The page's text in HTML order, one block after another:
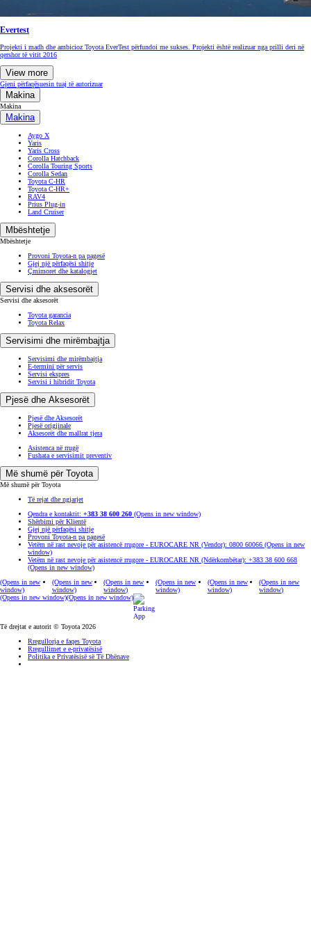
Evertest
Projekti i madh dhe ambicioz Toyota EverTest përfundoi me sukses. Projekti është realizuar nga prilli deri në
qershor të vitit 2016
View more
Gjeni përfaqësuesin tuaj të autorizuar
Makina
Makina
Makina
Aygo X
Yaris
Yaris Cross
Corolla Hatchback
Corolla Touring Sports
Corolla Sedan
Toyota C-HR
Toyota C-HR+
RAV4
Prius Plug-in
Land Cruiser
Mbështetje
Mbështetje
Provoni Toyota-n pa pagesë
Gjej një përfaqësi shitje
Çmimoret dhe katalogjet
Servisi dhe aksesorët
Servisi dhe aksesorët
Toyota garancia
Toyota Relax
Servisimi dhe mirëmbajtja
Servisimi dhe mirëmbajtja
E-termini për servis
Servisi ekspres
Servisi i hibridit Toyota
Pjesë dhe Aksesorët
Pjesë dhe Aksesorët
Pjesë origjinale
Aksesorët dhe mallrat tjera
Asistenca në rrugë
Fushata e servisimit preventiv
Më shumë për Toyota
Më shumë për Toyota
Të rejat dhe ngjarjet
Qendra e kontaktit: +383 38 600 260 (Opens in new window)
Shërbimi për Klientë
Gjej një përfaqësi shitje
Provoni Toyota-n pa pagesë
Vetëm në rast nevoje për asistencë rrugore - EUROCARE NR (Vendor): 0800 60066 (Opens in new
window)
Vetëm në rast nevoje për asistencë rrugore - EUROCARE NR (Ndërkombëtar): +383 38 600 668
(Opens in new window)
(Opens in new
window)
(Opens in new
window)
(Opens in new
window)
(Opens in new
window)
(Opens in new
window)
(Opens in new
window)
(Opens in new window)(Opens in new window)
Të drejtat e autorit © Toyota 2026
Rregullorja e faqes Toyota
Rregullimet e e-privatësisë
Politika e Privatësisë së Të Dhënave